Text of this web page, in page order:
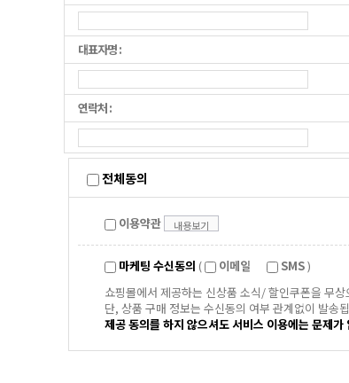
대표자명 :
연락처 :
전체동의
이용약관 내용보기
마케팅 수신동의 ( 이메일 SMS)
쇼핑몰에서 제공하는 신상품 소식/ 할인쿠폰을 무
단, 상품 구매 정보는 수신동의 여부 관계없이 발송
제공 동의를 하지 않으셔도 서비스 이용에는 문제가